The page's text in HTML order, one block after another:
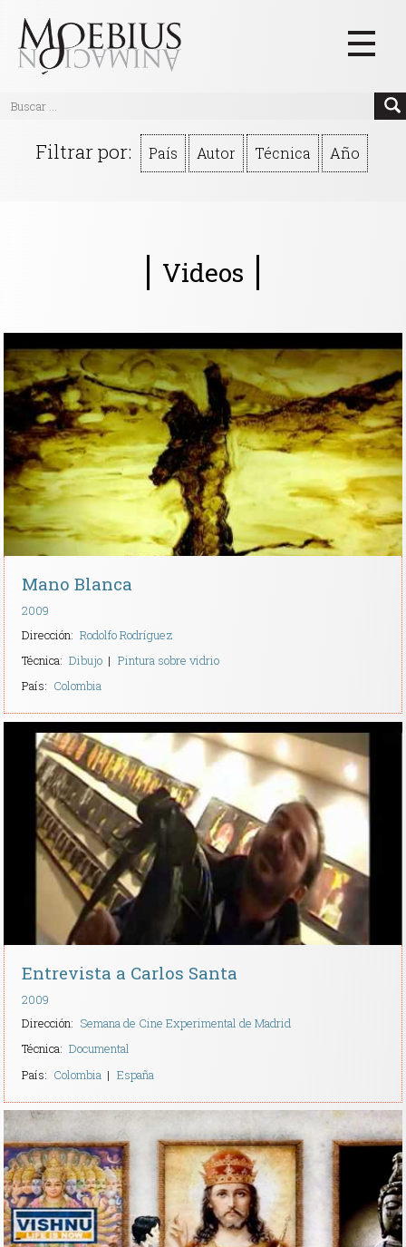
Videos
Eventos
Manifiesto
Contacto
Filtrar por: País Autor Técnica Año
Videos
Mano Blanca
2009
Dirección: Rodolfo Rodríguez
Técnica: Dibujo
Pintura sobre vidrio
País: Colombia
Entrevista a Carlos Santa
2009
Dirección: Semana de Cine Experimental de Madrid
Técnica: Documental
País: Colombia España